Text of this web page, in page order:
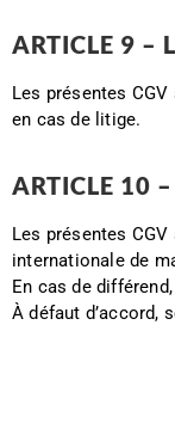
ARTICLE 9 –
Les présentes
en cas de litige.
ARTICLE 10
Les présentes
internationale de
En cas de
À défaut d’accord,